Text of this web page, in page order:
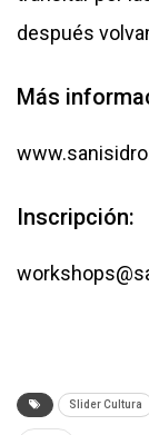
después
Más
Inscripción:
Slider Cultura